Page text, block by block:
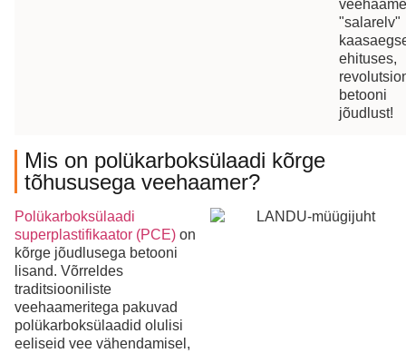
"salarelv"
ehituses,
betooni
jõudlust!
Mis on polükarboksülaadi kõrge
tõhususega veehaamer?
Polükarboksülaadi
superplastifikaator (PCE) on
kõrge jõudlusega betooni
lisand. Võrreldes
traditsiooniliste
veehaameritega pakuvad
polükarboksülaadid olulisi
eeliseid vee vähendamisel,